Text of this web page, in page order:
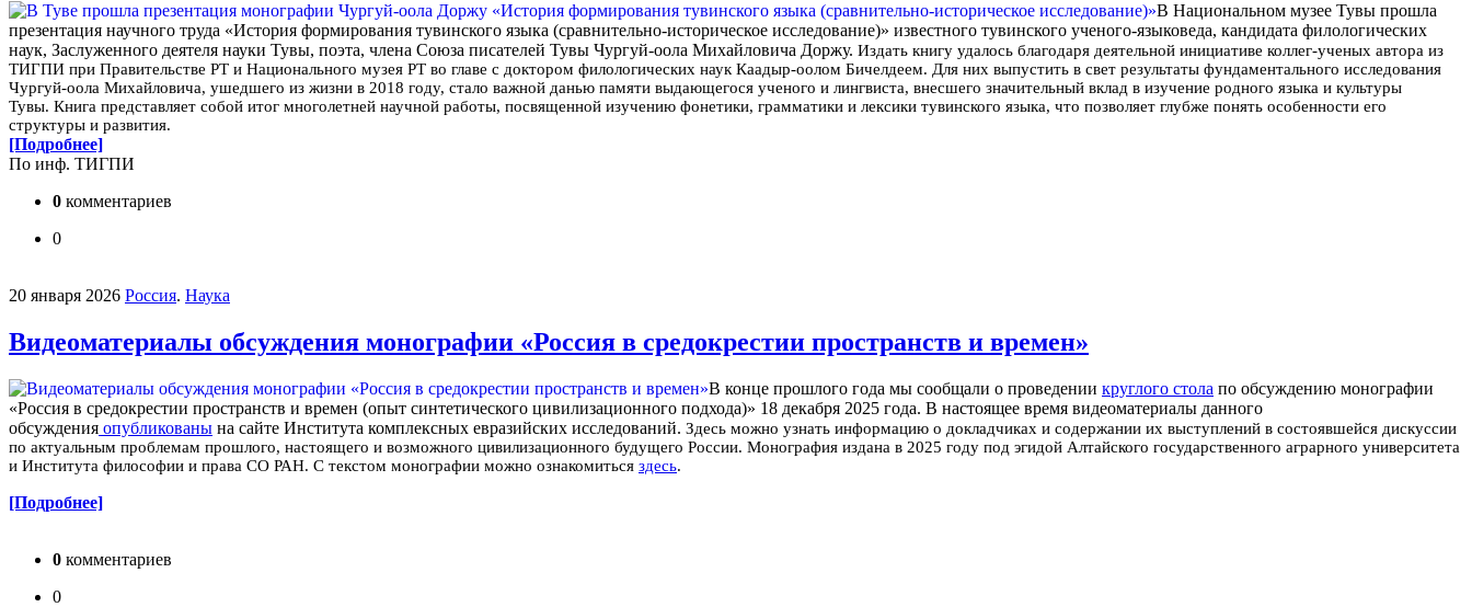
В Национальном музее Тувы прошла
презентация научного труда «История формирования тувинского языка (сравнительно-историческое исследование)» известного тувинского ученого-языковеда, кандидата филологических
наук, Заслуженного деятеля науки Тувы, поэта, члена Союза писателей Тувы Чургуй-оола Михайловича Доржу. Издать книгу удалось благодаря деятельной инициативе коллег-ученых автора из
ТИГПИ при Правительстве РТ и Национального музея РТ во главе с доктором филологических наук Каадыр-оолом Бичелдеем. Для них выпустить в свет результаты фундаментального исследования
Чургуй-оола Михайловича, ушедшего из жизни в 2018 году, стало важной данью памяти выдающегося ученого и лингвиста, внесшего значительный вклад в изучение родного языка и культуры
Тувы. Книга представляет собой итог многолетней научной работы, посвященной изучению фонетики, грамматики и лексики тувинского языка, что позволяет глубже понять особенности его
структуры и развития.
[Подробнее]
По инф. ТИГПИ
0 комментариев
0
20 января 2026 Россия. Наука
Видеоматериалы обсуждения монографии «Россия в средокрестии пространств и времен»
В конце прошлого года мы сообщали о проведении круглого стола по обсуждению монографии
«Россия в средокрестии пространств и времен (опыт синтетического цивилизационного подхода)» 18 декабря 2025 года. В настоящее время видеоматериалы данного
обсуждения опубликованы на сайте Института комплексных евразийских исследований. Здесь можно узнать информацию о докладчиках и содержании их выступлений в состоявшейся дискуссии
по актуальным проблемам прошлого, настоящего и возможного цивилизационного будущего России. Монография издана в 2025 году под эгидой Алтайского государственного аграрного университета
и Института философии и права СО РАН. С текстом монографии можно ознакомиться здесь.
[Подробнее]
0 комментариев
0